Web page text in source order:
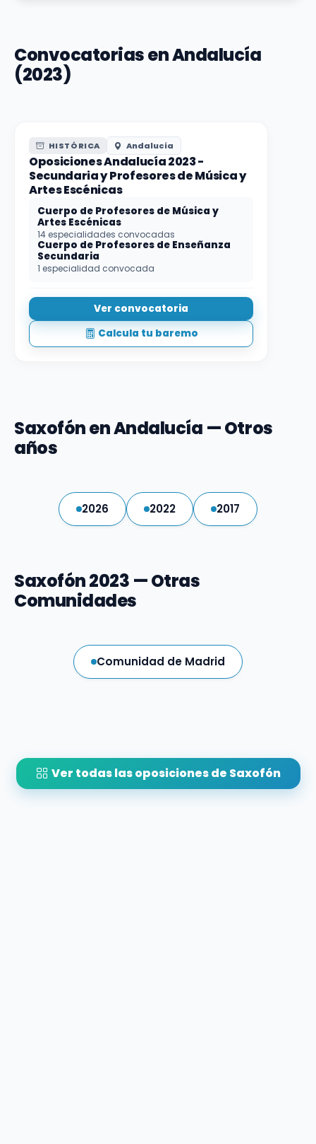
Convocatorias en Andalucía
(2023)
HISTÓRICA Andalucía
Oposiciones Andalucía 2023 -
Secundaria y Profesores de Música y
Artes Escénicas
Cuerpo de Profesores de Música y
Artes Escénicas
14 especialidades convocadas
Cuerpo de Profesores de Enseñanza
Secundaria
1 especialidad convocada
Ver convocatoria
Calcula tu baremo
Saxofón en Andalucía — Otros
años
2026 2022 2017
Saxofón 2023 — Otras
Comunidades
Comunidad de Madrid
Ver todas las oposiciones de Saxofón